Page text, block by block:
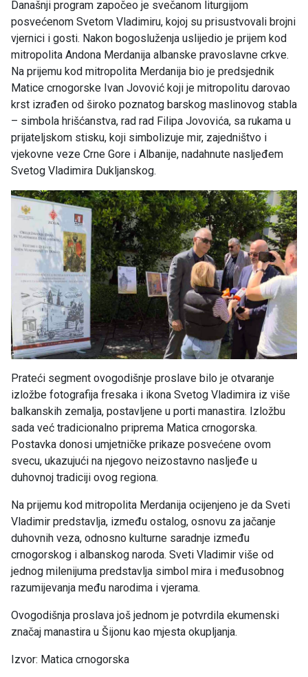
Današnji program započeo je svečanom liturgijom
posvećenom Svetom Vladimiru, kojoj su prisustvovali brojni
vjernici i gosti. Nakon bogosluženja uslijedio je prijem kod
mitropolita Andona Merdanija albanske pravoslavne crkve.
Na prijemu kod mitropolita Merdanija bio je predsjednik
Matice crnogorske Ivan Jovović koji je mitropolitu darovao
krst izrađen od široko poznatog barskog maslinovog stabla
– simbola hrišćanstva, rad rad Filipa Jovovića, sa rukama u
prijateljskom stisku, koji simbolizuje mir, zajedništvo i
vjekovne veze Crne Gore i Albanije, nadahnute nasljeđem
Svetog Vladimira Dukljanskog.
Prateći segment ovogodišnje proslave bilo je otvaranje
izložbe fotografija fresaka i ikona Svetog Vladimira iz više
balkanskih zemalja, postavljene u porti manastira. Izložbu
sada već tradicionalno priprema Matica crnogorska.
Postavka donosi umjetničke prikaze posvećene ovom
svecu, ukazujući na njegovo neizostavno nasljeđe u
duhovnoj tradiciji ovog regiona.
Na prijemu kod mitropolita Merdanija ocijenjeno je da Sveti
Vladimir predstavlja, između ostalog, osnovu za jačanje
duhovnih veza, odnosno kulturne saradnje između
crnogorskog i albanskog naroda. Sveti Vladimir više od
jednog milenijuma predstavlja simbol mira i međusobnog
razumijevanja među narodima i vjerama.
Ovogodišnja proslava još jednom je potvrdila ekumenski
značaj manastira u Šijonu kao mjesta okupljanja.
Izvor: Matica crnogorska